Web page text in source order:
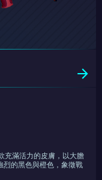
滿活力的皮膚，以大膽
烈的黑色與橙色，象徵戰